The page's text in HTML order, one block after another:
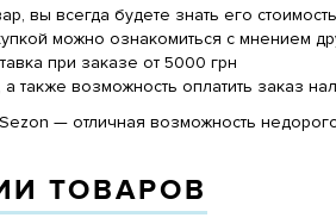
вы всегда будете знать его
можно ознакомиться с мнением
при заказе от 5000 грн
также возможность оплатить заказ
— отличная возможность
ТОВАРОВ